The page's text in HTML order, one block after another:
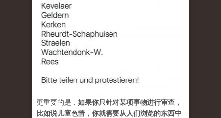
更重要的是， 如果你只针对某项事物进行审查，
比如说儿童色情，你就需要从人们浏览的东西中